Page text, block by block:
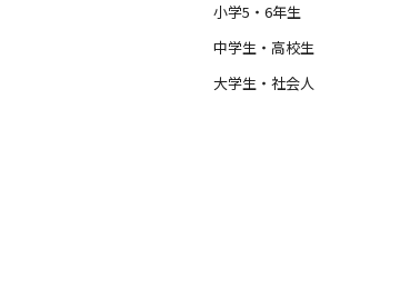
小学5・6年生
中学生・高校生
大学生・社会人